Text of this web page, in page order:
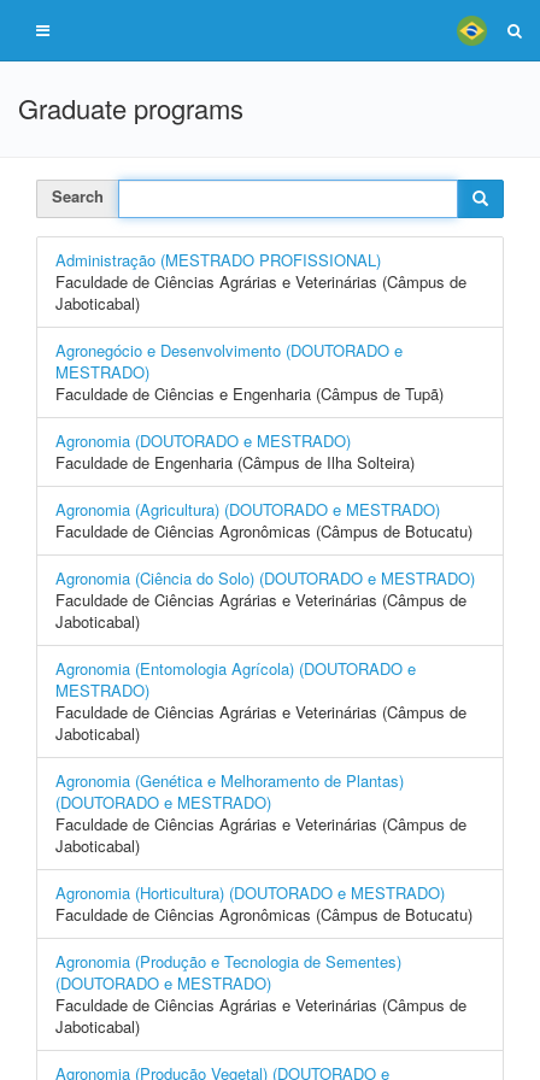
Graduate programs
Search
Administração (MESTRADO PROFISSIONAL)
Faculdade de Ciências Agrárias e Veterinárias (Câmpus de
Jaboticabal)
Agronegócio e Desenvolvimento (DOUTORADO e
MESTRADO)
Faculdade de Ciências e Engenharia (Câmpus de Tupã)
Agronomia (DOUTORADO e MESTRADO)
Faculdade de Engenharia (Câmpus de Ilha Solteira)
Agronomia (Agricultura) (DOUTORADO e MESTRADO)
Faculdade de Ciências Agronômicas (Câmpus de Botucatu)
Agronomia (Ciência do Solo) (DOUTORADO e MESTRADO)
Faculdade de Ciências Agrárias e Veterinárias (Câmpus de
Jaboticabal)
Agronomia (Entomologia Agrícola) (DOUTORADO e
MESTRADO)
Faculdade de Ciências Agrárias e Veterinárias (Câmpus de
Jaboticabal)
Agronomia (Genética e Melhoramento de Plantas)
(DOUTORADO e MESTRADO)
Faculdade de Ciências Agrárias e Veterinárias (Câmpus de
Jaboticabal)
Agronomia (Horticultura) (DOUTORADO e MESTRADO)
Faculdade de Ciências Agronômicas (Câmpus de Botucatu)
Agronomia (Produção e Tecnologia de Sementes)
(DOUTORADO e MESTRADO)
Faculdade de Ciências Agrárias e Veterinárias (Câmpus de
Jaboticabal)
Agronomia (Produção Vegetal) (DOUTORADO e